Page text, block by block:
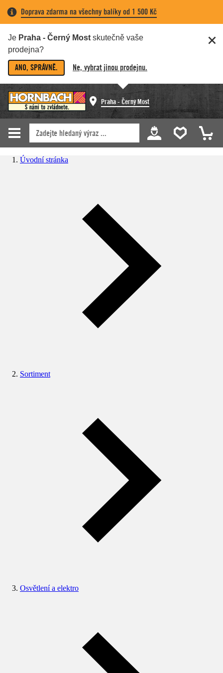
Doprava zdarma na všechny balíky od 1 500 Kč
Je Praha - Černý Most skutečně vaše
prodejna?
ANO, SPRÁVNĚ. Ne, vybrat jinou prodejnu.
Praha - Černý Most
Úvodní stránka
Sortiment
Osvětlení a elektro